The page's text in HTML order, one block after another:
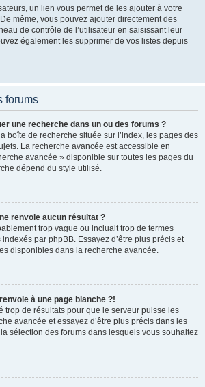
un lien vous permet de les ajouter à votre
De même, vous pouvez ajouter directement des
de contrôle de l’utilisateur en saisissant leur
également les supprimer de vos listes depuis
forums
une recherche dans un ou des forums ?
boîte de recherche située sur l’index, les pages des
La recherche avancée est accessible en
avancée » disponible sur toutes les pages du
dépend du style utilisé.
renvoie aucun résultat ?
trop vague ou incluait trop de termes
par phpBB. Essayez d’être plus précis et
disponibles dans la recherche avancée.
à une page blanche ?!
trop de résultats pour que le serveur puisse les
avancée et essayez d’être plus précis dans les
sélection des forums dans lesquels vous souhaitez